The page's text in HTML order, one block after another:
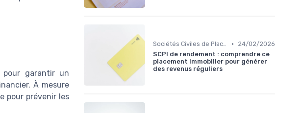
garantir un
À mesure
pour prévenir les
Sociétés Civiles de Placement Immobilier (SCPI) •
24/02/2026
SCPI de rendement : comprendre ce
placement immobilier pour générer
des revenus réguliers